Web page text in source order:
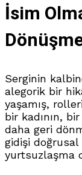
İsim
Serginin
alegorik bir
yaşamış,
bir kadının,
daha geri
gidişi
yurtsuzlaşma